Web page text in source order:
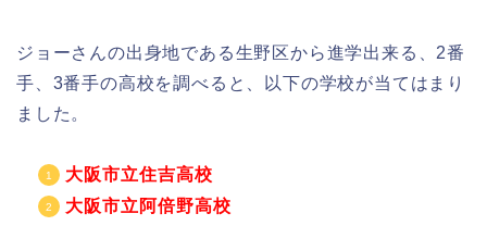
ジョーさんの出身地である生野区から進学出来る、2番
手、3番手の高校を調べると、以下の学校が当てはまり
ました。
大阪市立住吉高校
大阪市立阿倍野高校